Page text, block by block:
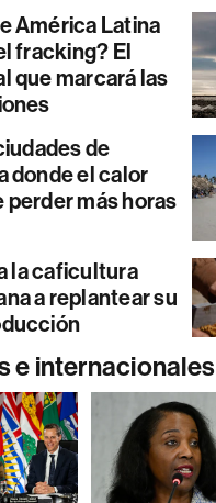
América Latina
fracking? El
que marcará las
de
donde el calor
más horas
la caficultura
a replantear su
e internacionales